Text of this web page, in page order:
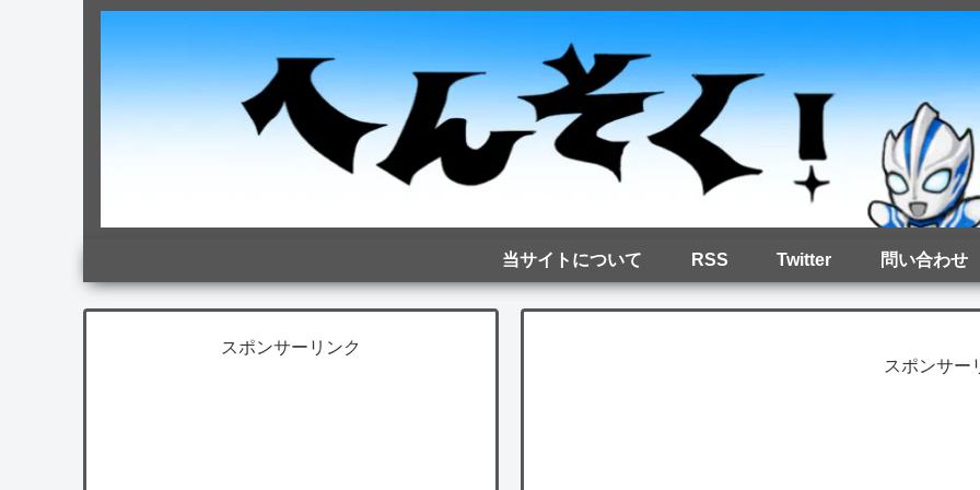
当サイトについて RSS Twitter 問い合わせ
スポンサー
スポンサーリンク